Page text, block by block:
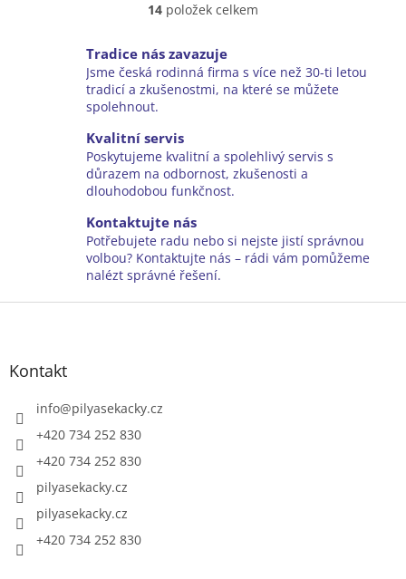
O
l
á
d
p
r
v
v
ý
p
s
14 položek celkem
Tradice nás zavazuje
Jsme česká rodinná firma s více než 30-ti letou
tradicí a zkušenostmi, na které se můžete
spolehnout.
Kvalitní servis
Poskytujeme kvalitní a spolehlivý servis s
důrazem na odbornost, zkušenosti a
dlouhodobou funkčnost.
Kontaktujte nás
Potřebujete radu nebo si nejste jistí správnou
volbou? Kontaktujte nás – rádi vám pomůžeme
nalézt správné řešení.
Z
Kontakt
info@pilyasekacky.cz
+420 734 252 830
+420 734 252 830
pilyasekacky.cz
pilyasekacky.cz
+420 734 252 830